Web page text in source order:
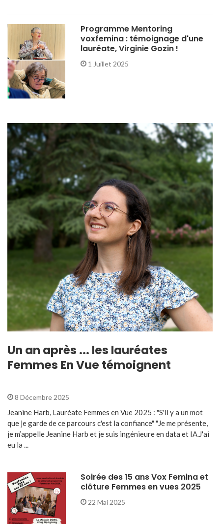
Programme Mentoring
voxfemina : témoignage d'une
lauréate, Virginie Gozin !
1 Juillet 2025
Un an après ... les lauréates
Femmes En Vue témoignent
8 Décembre 2025
Jeanine Harb, Lauréate Femmes en Vue 2025 : "S'il y a un mot
que je garde de ce parcours c'est la confiance" "Je me présente,
je m’appelle Jeanine Harb et je suis ingénieure en data et IA.J'ai
eu la ...
Soirée des 15 ans Vox Femina et
clôture Femmes en vues 2025
22 Mai 2025